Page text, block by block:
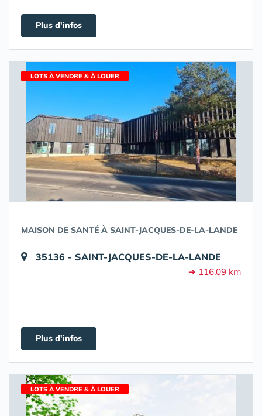
Plus d'infos
LOTS À VENDRE & À LOUER
MAISON DE SANTÉ À SAINT-JACQUES-DE-LA-LANDE
35136 - SAINT-JACQUES-DE-LA-LANDE
➔ 116.09 km
Plus d'infos
LOTS À VENDRE & À LOUER